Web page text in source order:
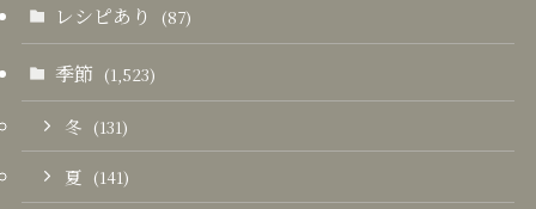
レシピあり (87)
季節 (1,523)
冬 (131)
夏 (141)